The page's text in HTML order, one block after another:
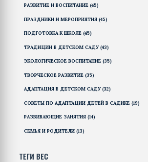
РАЗВИТИЕ И ВОСПИТАНИЕ (45)
ПРАЗДНИКИ И МЕРОПРИЯТИЯ (45)
ПОДГОТОВКА К ШКОЛЕ (45)
ТРАДИЦИИ В ДЕТСКОМ САДУ(43)
ЭКОЛОГИЧЕСКОЕ ВОСПИТАНИЕ (35)
ТВОРЧЕСКОЕ РАЗВИТИЕ (35)
АДАПТАЦИЯ В ДЕТСКОМ САДУ(32)
СОВЕТЫ ПО АДАПТАЦИИ ДЕТЕЙ В САДИКЕ (19)
РАЗВИВАЮЩИЕ ЗАНЯТИЯ (14)
СЕМЬЯ И РОДИТЕЛИ (13)
ТЕГИ ВЕС